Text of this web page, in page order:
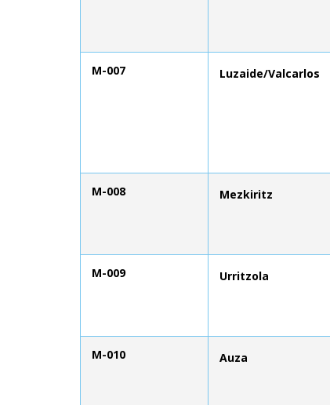
M-007 Luzaide/Valcarlos
M-008 Mezkiritz
M-009 Urritzola
M-010 Auza